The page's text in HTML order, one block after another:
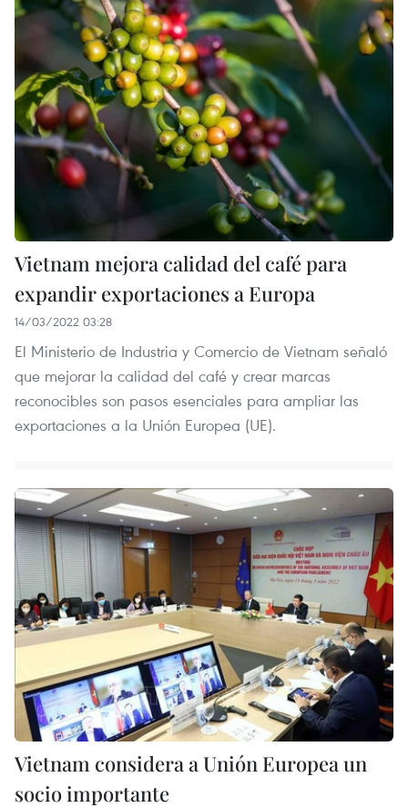
Vietnam mejora calidad del café para
expandir exportaciones a Europa
14/03/2022 03:28
El Ministerio de Industria y Comercio de Vietnam señaló
que mejorar la calidad del café y crear marcas
reconocibles son pasos esenciales para ampliar las
exportaciones a la Unión Europea (UE).
Vietnam considera a Unión Europea un
socio importante